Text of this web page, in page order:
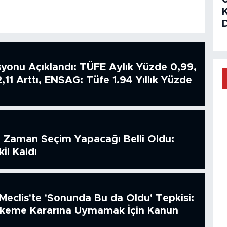
Açıklandı: TÜFE Aylık Yüzde 0,99,
Arttı, ENSAG: Tüfe 1.94 Yıllık Yüzde
Zaman Seçim Yapacağı Belli Oldu:
Kaldı
'Sonunda Bu da Oldu' Tepkisi:
Kararına Uymamak İçin Kanun